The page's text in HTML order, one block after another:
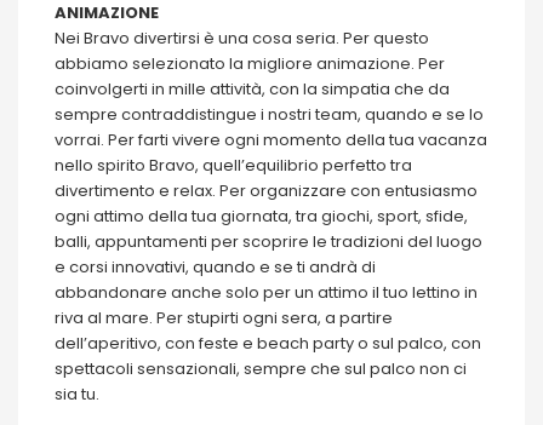
ANIMAZIONE
Nei Bravo divertirsi è una cosa seria. Per questo
abbiamo selezionato la migliore animazione. Per
coinvolgerti in mille attività, con la simpatia che da
sempre contraddistingue i nostri team, quando e se lo
vorrai. Per farti vivere ogni momento della tua vacanza
nello spirito Bravo, quell’equilibrio perfetto tra
divertimento e relax. Per organizzare con entusiasmo
ogni attimo della tua giornata, tra giochi, sport, sfide,
balli, appuntamenti per scoprire le tradizioni del luogo
e corsi innovativi, quando e se ti andrà di
abbandonare anche solo per un attimo il tuo lettino in
riva al mare. Per stupirti ogni sera, a partire
dell’aperitivo, con feste e beach party o sul palco, con
spettacoli sensazionali, sempre che sul palco non ci
sia tu.